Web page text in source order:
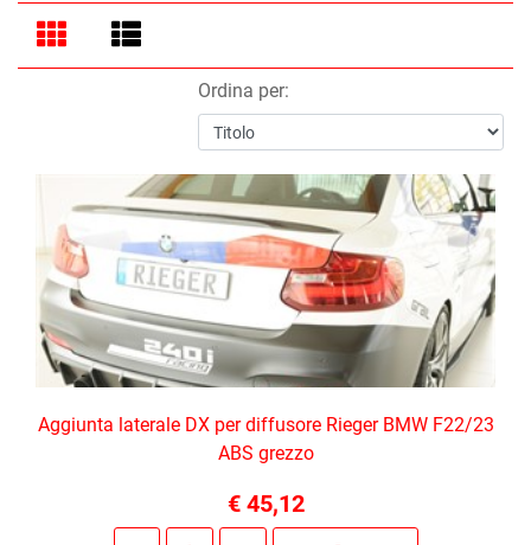
Ordina per:
Aggiunta laterale DX per diffusore Rieger BMW F22/23
ABS grezzo
€ 45,12